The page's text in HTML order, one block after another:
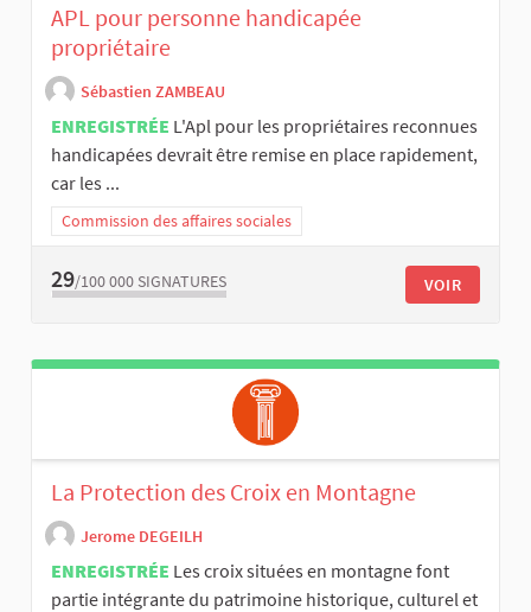
APL pour personne handicapée
propriétaire
Sébastien ZAMBEAU
ENREGISTRÉE L'Apl pour les propriétaires reconnues
handicapées devrait être remise en place rapidement,
car les ...
Commission des affaires sociales
29/100 000 SIGNATURES VOIR
La Protection des Croix en Montagne
Jerome DEGEILH
ENREGISTRÉE Les croix situées en montagne font
partie intégrante du patrimoine historique, culturel et